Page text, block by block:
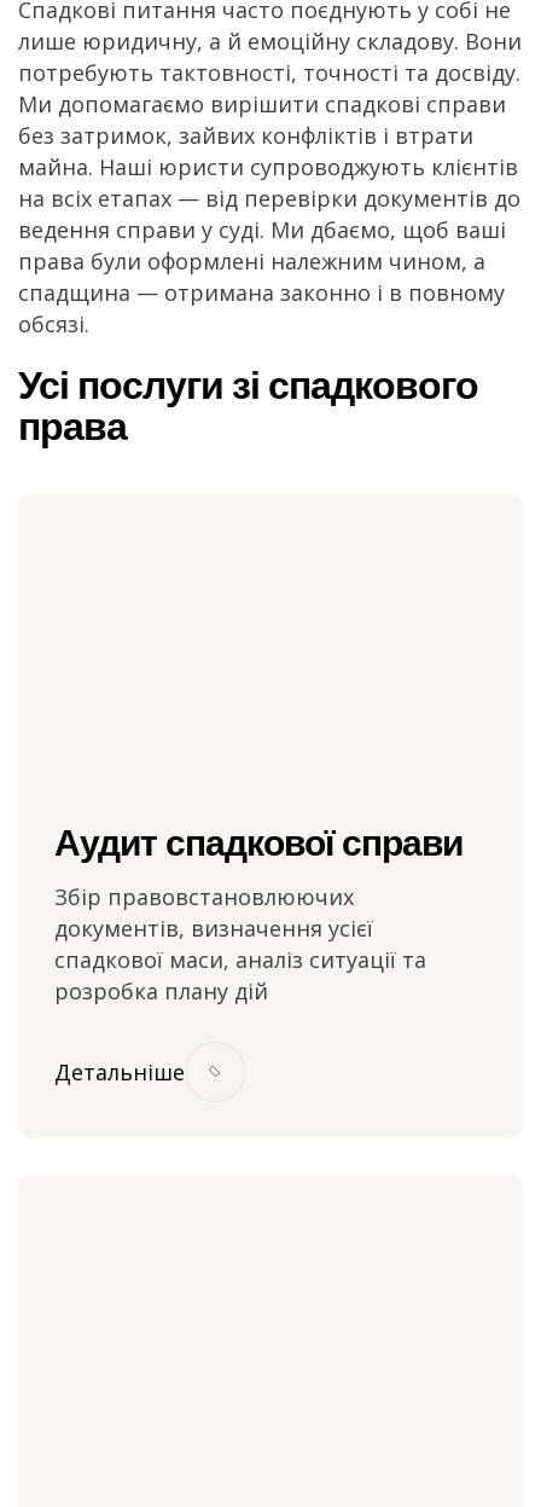
Спадкові питання часто поєднують у собі не
лише юридичну, а й емоційну складову. Вони
потребують тактовності, точності та досвіду.
Ми допомагаємо вирішити спадкові справи
без затримок, зайвих конфліктів і втрати
майна. Наші юристи супроводжують клієнтів
на всіх етапах — від перевірки документів до
ведення справи у суді. Ми дбаємо, щоб ваші
права були оформлені належним чином, а
спадщина — отримана законно і в повному
обсязі.
Усі послуги зі спадкового
права
Аудит спадкової справи
Збір правовстановлюючих
документів, визначення усієї
спадкової маси, аналіз ситуації та
розробка плану дій
Детальніше